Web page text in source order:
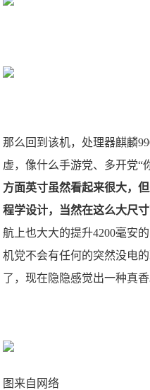
那么回到该机，处理器麒麟
虚，像什么手游党、多开党“
方面英寸虽然看起来很大，
程学设计，当然在这么大尺
航上也大大的提升4200毫安
机党不会有任何的突然没电
了，现在隐隐感觉出一种真香
图来自网络